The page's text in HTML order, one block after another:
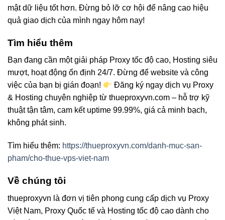
mật dữ liệu tốt hơn. Đừng bỏ lỡ cơ hội để nâng cao hiệu
quả giao dịch của mình ngay hôm nay!
Tìm hiểu thêm
Bạn đang cần một giải pháp Proxy tốc độ cao, Hosting siêu
mượt, hoạt động ổn định 24/7. Đừng để website và công
việc của bạn bị gián đoạn!
Đăng ký ngay dịch vụ Proxy
& Hosting chuyên nghiệp từ thueproxyvn.com – hỗ trợ kỹ
thuật tận tâm, cam kết uptime 99.99%, giá cả minh bạch,
không phát sinh.
Tìm hiểu thêm: https://thueproxyvn.com/danh-muc-san-
pham/cho-thue-vps-viet-nam
Về chúng tôi
thueproxyvn là đơn vị tiên phong cung cấp dịch vụ Proxy
Việt Nam, Proxy Quốc tế và Hosting tốc độ cao dành cho